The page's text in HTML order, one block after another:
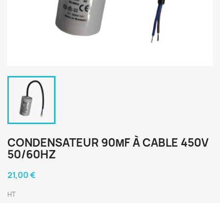
CONDENSATEUR 90ΜF À CABLE 450V
50/60HZ
21,00 €
HT